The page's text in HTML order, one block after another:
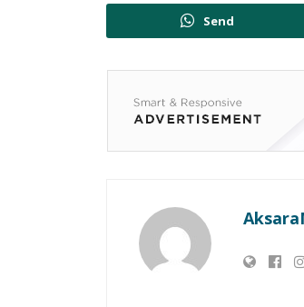
Send